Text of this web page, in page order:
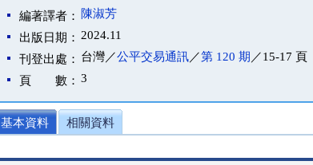
編著譯者：
陳淑芳
出版日期： 2024.11
刊登出處： 台灣／公平交易通訊／第 120 期 ／15-17 頁
頁 數： 3
基本資料 相關資料